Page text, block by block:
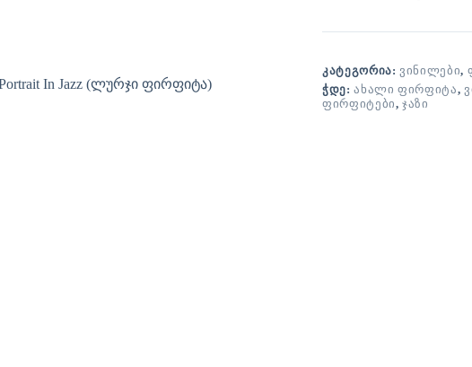
ᲙᲐᲢᲔᲒᲝᲠᲘᲐ: ᲕᲘᲜᲘᲚᲔᲑᲘ,
ᲭᲓᲔ:ᲐᲮᲐᲚᲘ ᲤᲘᲠᲤᲘᲢᲐ,
ᲤᲘᲠᲤᲘᲢᲔᲑᲘ,ᲯᲐᲖᲘ